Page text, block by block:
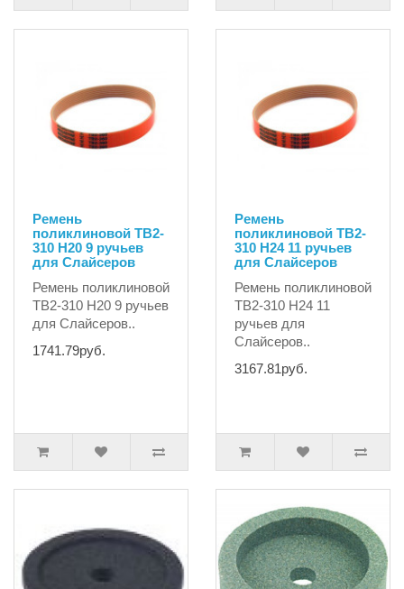
Ремень
поликлиновой TB2-
310 H20 9 ручьев
для Слайсеров
Ремень поликлиновой
TB2-310 H20 9 ручьев
для Слайсеров..
1741.79руб.
Ремень
поликлиновой TB2-
310 H24 11 ручьев
для Слайсеров
Ремень поликлиновой
TB2-310 H24 11
ручьев для
Слайсеров..
3167.81руб.